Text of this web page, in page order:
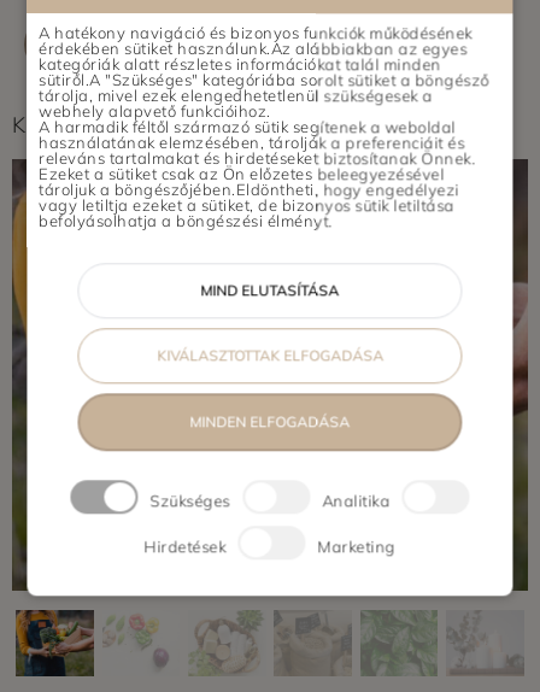
ÉRTÉKELÉS ÍRÁSA
Képek feltöltés alatt...
A hatékony navigáció és bizonyos funkciók működésének
érdekében sütiket használunk.Az alábbiakban az egyes
kategóriák alatt részletes információkat talál minden
sütiről.A "Szükséges" kategóriába sorolt sütiket a böngésző
tárolja, mivel ezek elengedhetetlenül szükségesek a
webhely alapvető funkcióihoz.
A harmadik féltől származó sütik segítenek a weboldal
használatának elemzésében, tárolják a preferenciáit és
releváns tartalmakat és hirdetéseket biztosítanak Önnek.
Ezeket a sütiket csak az Ön előzetes beleegyezésével
tároljuk a böngészőjében.Eldöntheti, hogy engedélyezi
vagy letiltja ezeket a sütiket, de bizonyos sütik letiltása
befolyásolhatja a böngészési élményt.
MIND ELUTASÍTÁSA
KIVÁLASZTOTTAK ELFOGADÁSA
MINDEN ELFOGADÁSA
Szükséges Analitika
Hirdetések Marketing